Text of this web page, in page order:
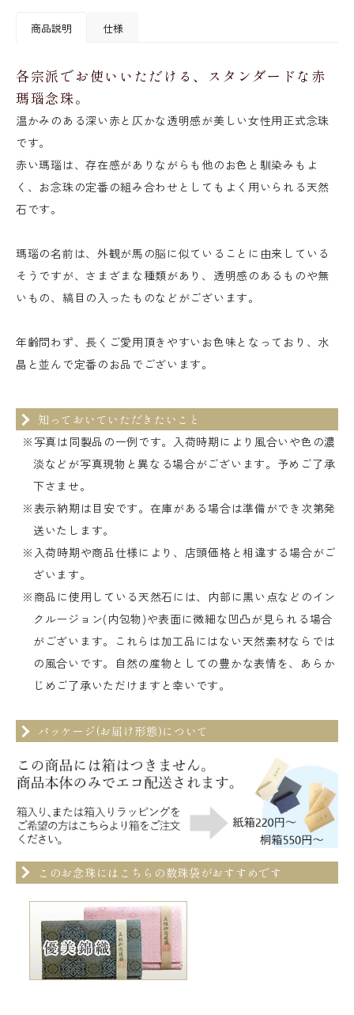
商品説明 仕様
各宗派でお使いいただける、スタンダードな赤
瑪瑙念珠。
温かみのある深い赤と仄かな透明感が美しい女性用正式念珠
です。
赤い瑪瑙は、存在感がありながらも他のお色と馴染みもよ
く、お念珠の定番の組み合わせとしてもよく用いられる天然
石です。
瑪瑙の名前は、外観が馬の脳に似ていることに由来している
そうですが、さまざまな種類があり、透明感のあるものや無
いもの、縞目の入ったものなどがございます。
年齢問わず、長くご愛用頂きやすいお色味となっており、水
晶と並んで定番のお品でございます。
知っておいていただきたいこと
※写真は同製品の一例です。入荷時期により風合いや色の濃
淡などが写真現物と異なる場合がございます。予めご了承
下さませ。
※表示納期は目安です。在庫がある場合は準備ができ次第発
送いたします。
※入荷時期や商品仕様により、店頭価格と相違する場合がご
ざいます。
※商品に使用している天然石には、内部に黒い点などのイン
クルージョン(内包物)や表面に微細な凹凸が見られる場合
がございます。これらは加工品にはない天然素材ならでは
の風合いです。自然の産物としての豊かな表情を、あらか
じめご了承いただけますと幸いです。
パッケージ(お届け形態)について
このお念珠にはこちらの数珠袋がおすすめです